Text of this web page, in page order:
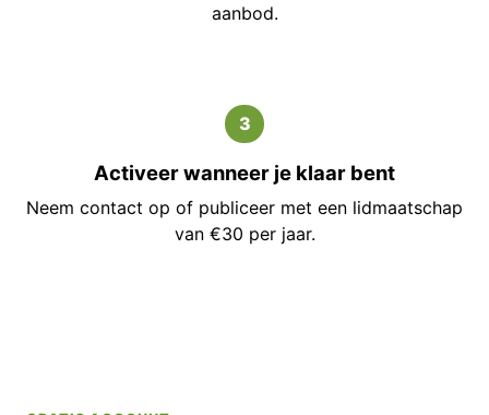
aanbod.
3
Activeer wanneer je klaar bent
Neem contact op of publiceer met een lidmaatschap
van €30 per jaar.